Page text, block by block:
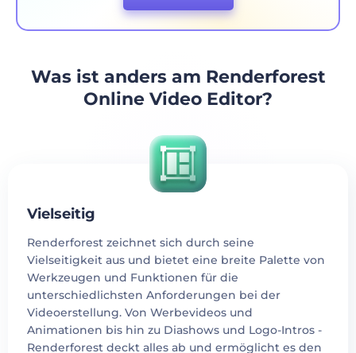
Was ist anders am Renderforest
Online Video Editor?
Vielseitig
Renderforest zeichnet sich durch seine
Vielseitigkeit aus und bietet eine breite Palette von
Werkzeugen und Funktionen für die
unterschiedlichsten Anforderungen bei der
Videoerstellung. Von Werbevideos und
Animationen bis hin zu Diashows und Logo-Intros -
Renderforest deckt alles ab und ermöglicht es den